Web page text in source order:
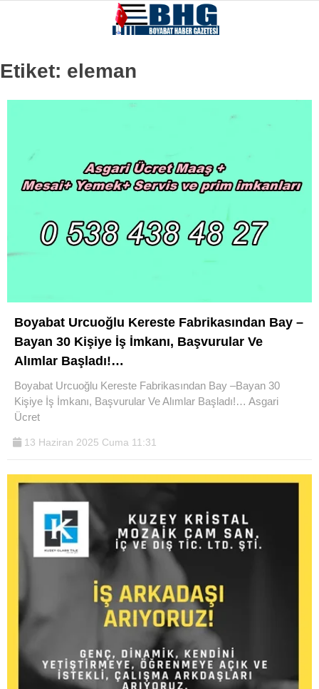
Etiket: eleman
Boyabat Urcuoğlu Kereste Fabrikasından Bay –
Bayan 30 Kişiye İş İmkanı, Başvurular Ve
Alımlar Başladı!…
Boyabat Urcuoğlu Kereste Fabrikasından Bay –Bayan 30
Kişiye İş İmkanı, Başvurular Ve Alımlar Başladı!… Asgari
Ücret
13 Haziran 2025 Cuma 11:31